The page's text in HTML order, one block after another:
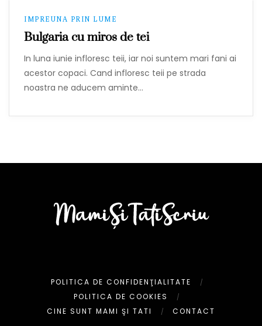
IMPREUNA PRIN LUME
Bulgaria cu miros de tei
In luna iunie infloresc teii, iar noi suntem mari fani ai
acestor copaci. Cand infloresc teii pe strada
noastra ne aducem aminte…
POLITICA DE CONFIDENŢIALITATE
POLITICA DE COOKIES
CINE SUNT MAMI ŞI TATI
CONTACT